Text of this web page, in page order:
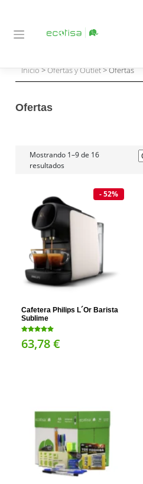
Inicio>Ofertas y Outlet> Ofertas
Ofertas
Mostrando 1–9 de 16
resultados
- 52%
Cafetera Philips L´Or Barista
Sublime
5.00
de 5
63,78€